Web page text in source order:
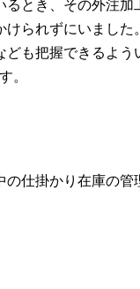
るとき、その外注
られずにいました。
ども把握できるよ
。
の仕掛かり在庫の